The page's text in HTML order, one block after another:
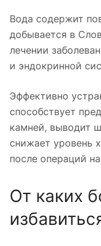
Вода содержит
добывается в
лечении
и эндокринной
Эффективно
способствует
камней, выводит
снижает уровень
после операций
От каких